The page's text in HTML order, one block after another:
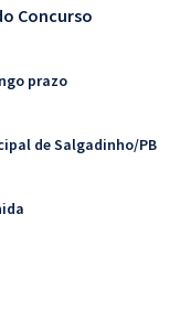
Concurso
prazo
de Salgadinho/PB